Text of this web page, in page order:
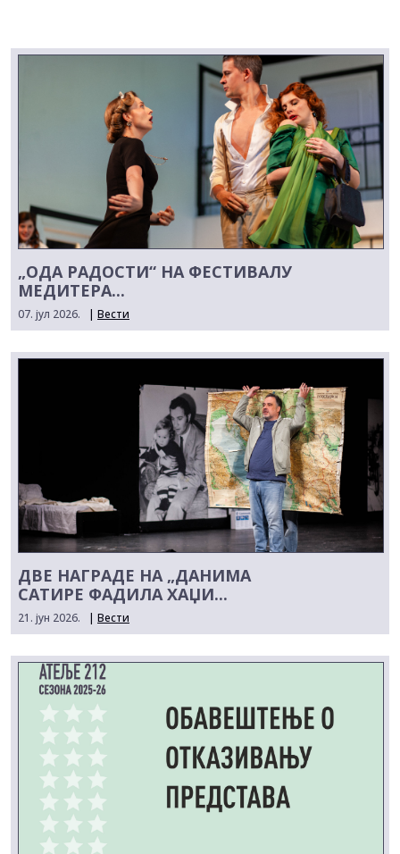
„ОДА РАДОСТИ“ НА ФЕСТИВАЛУ
МЕДИТЕРА...
07. јул 2026. | Вести
ДВЕ НАГРАДЕ НА „ДАНИМА
САТИРЕ ФАДИЛА ХАЏИ...
21. јун 2026. | Вести